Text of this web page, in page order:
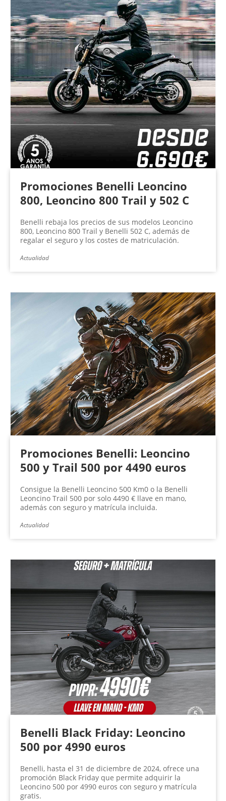
Promociones Benelli Leoncino
800, Leoncino 800 Trail y 502 C
Benelli rebaja los precios de sus modelos Leoncino
800, Leoncino 800 Trail y Benelli 502 C, además de
regalar el seguro y los costes de matriculación.
Actualidad
Promociones Benelli: Leoncino
500 y Trail 500 por 4490 euros
Consigue la Benelli Leoncino 500 Km0 o la Benelli
Leoncino Trail 500 por solo 4490 € llave en mano,
además con seguro y matrícula incluida.
Actualidad
Benelli Black Friday: Leoncino
500 por 4990 euros
Benelli, hasta el 31 de diciembre de 2024, ofrece una
promoción Black Friday que permite adquirir la
Leoncino 500 por 4990 euros con seguro y matrícula
gratis.